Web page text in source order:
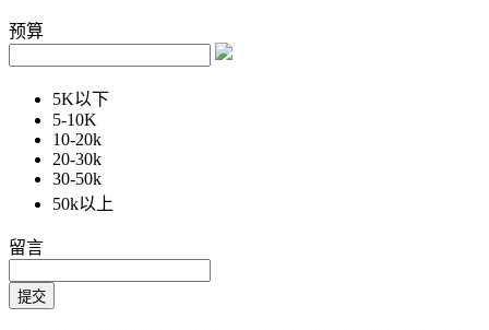
预算
5K以下
5-10K
10-20k
20-30k
30-50k
50k以上
留言